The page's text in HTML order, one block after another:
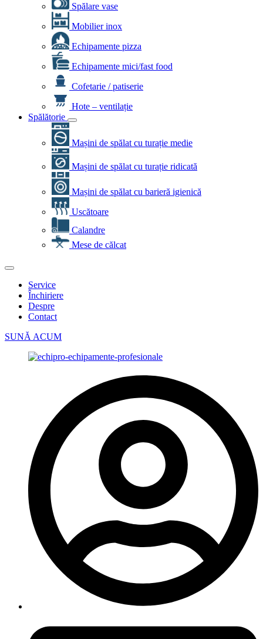
Spălare vase
Mobilier inox
Echipamente pizza
Echipamente mici/fast food
Cofetarie / patiserie
Hote – ventilație
Spălătorie
Mașini de spălat cu turație medie
Mașini de spălat cu turație ridicată
Mașini de spălat cu barieră igienică
Uscătoare
Calandre
Mese de călcat
Service
Închiriere
Despre
Contact
SUNĂ ACUM